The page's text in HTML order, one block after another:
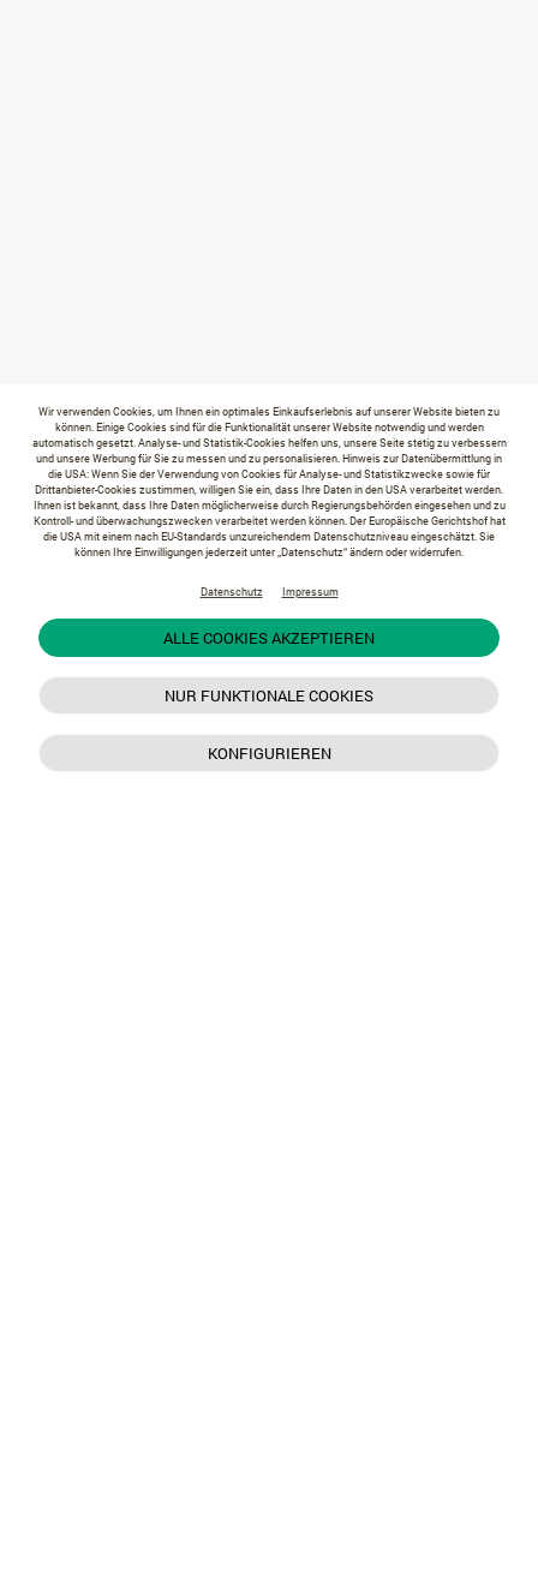
Wir verwenden Cookies, um Ihnen ein optimales Einkaufserlebnis auf unserer Website bieten zu
können. Einige Cookies sind für die Funktionalität unserer Website notwendig und werden
automatisch gesetzt. Analyse- und Statistik-Cookies helfen uns, unsere Seite stetig zu verbessern
und unsere Werbung für Sie zu messen und zu personalisieren. Hinweis zur Datenübermittlung in
die USA: Wenn Sie der Verwendung von Cookies für Analyse- und Statistikzwecke sowie für
Drittanbieter-Cookies zustimmen, willigen Sie ein, dass Ihre Daten in den USA verarbeitet werden.
Ihnen ist bekannt, dass Ihre Daten möglicherweise durch Regierungsbehörden eingesehen und zu
Kontroll- und überwachungszwecken verarbeitet werden können. Der Europäische Gerichtshof hat
die USA mit einem nach EU-Standards unzureichendem Datenschutzniveau eingeschätzt. Sie
können Ihre Einwilligungen jederzeit unter „Datenschutz“ ändern oder widerrufen.
Datenschutz Impressum
ALLE COOKIES AKZEPTIEREN
NUR FUNKTIONALE COOKIES
KONFIGURIEREN